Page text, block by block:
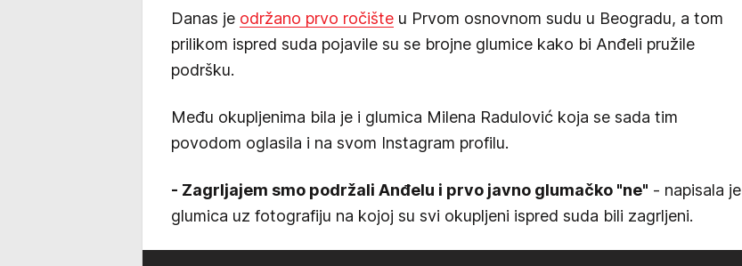
Danas je održano prvo ročište u Prvom osnovnom sudu u Beogradu, a tom
prilikom ispred suda pojavile su se brojne glumice kako bi Anđeli pružile
podršku.
Među okupljenima bila je i glumica Milena Radulović koja se sada tim
povodom oglasila i na svom Instagram profilu.
- Zagrljajem smo podržali Anđelu i prvo javno glumačko "ne" - napisala je
glumica uz fotografiju na kojoj su svi okupljeni ispred suda bili zagrljeni.